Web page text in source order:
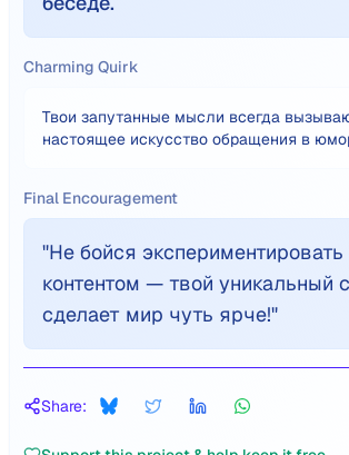
Charming Quirk
Твои запутанные мысли всегда
настоящее искусство обращения в
Final Encouragement
"Не бойся экспериментировать
контентом — твой уникальный
сделает мир чуть ярче!"
Share: